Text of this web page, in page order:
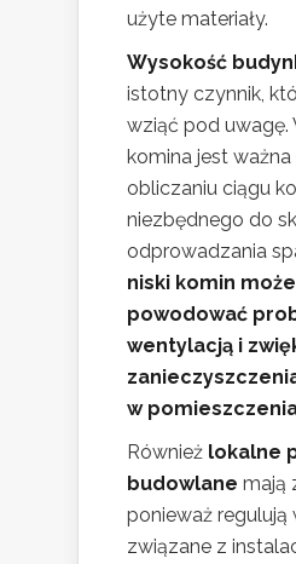
użyte materiały.
Wysokość
istotny czynnik,
wziąć pod uwagę.
komina jest
obliczaniu ciągu
niezbędnego do
odprowadzania
niski komin może
powodować
wentylacją i
w
Również lokalne
budowlane mają
ponieważ regulują
związane z